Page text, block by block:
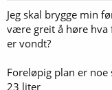
e
r
Jeg skal brygge min
være greit å høre hva
er vondt?
Foreløpig plan er noe
23 liter